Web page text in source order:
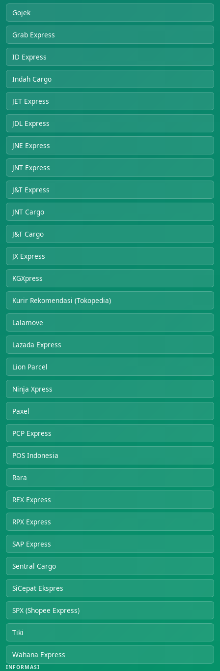
Gojek
Grab Express
ID Express
Indah Cargo
JET Express
JDL Express
JNE Express
JNT Express
J&T Express
JNT Cargo
J&T Cargo
JX Express
KGXpress
Kurir Rekomendasi (Tokopedia)
Lalamove
Lazada Express
Lion Parcel
Ninja Xpress
Paxel
PCP Express
POS Indonesia
Rara
REX Express
RPX Express
SAP Express
Sentral Cargo
SiCepat Ekspres
SPX (Shopee Express)
Tiki
Wahana Express
INFORMASI